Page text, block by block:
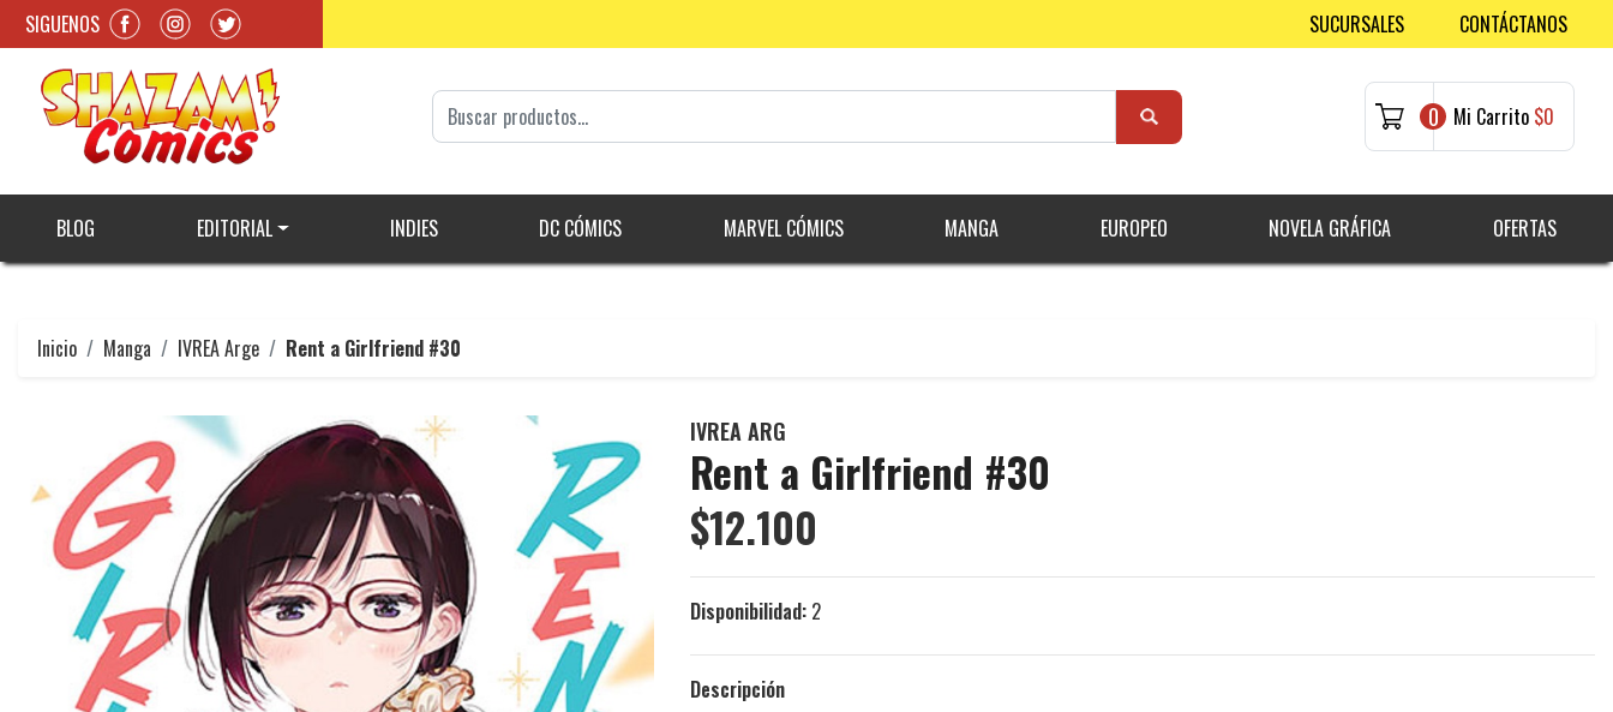
SIGUENOS SUCURSALES CONTÁCTANOS
0 Mi Carrito $0
BLOG EDITORIAL INDIES DC CÓMICS MARVEL CÓMICS MANGA EUROPEO NOVELA GRÁFICA OFERTAS
Inicio Manga IVREA Arge Rent a Girlfriend #30
IVREA ARG
Rent a Girlfriend #30
$12.100
Disponibilidad: 2
Descripción